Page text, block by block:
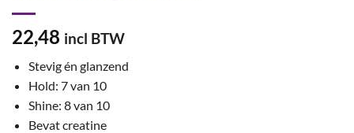
22,48 incl BTW
Stevig én glanzend
Hold: 7 van 10
Shine: 8 van 10
Bevat creatine